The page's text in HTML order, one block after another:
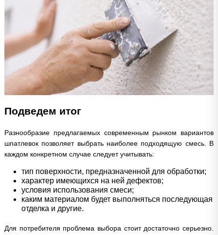
Подведем итог
Разнообразие предлагаемых современным рынком вариантов
шпатлевок позволяет выбрать наиболее подходящую смесь. В
каждом конкретном случае следует учитывать:
тип поверхности, предназначенной для обработки;
характер имеющихся на ней дефектов;
условия использования смеси;
каким материалом будет выполняться последующая
отделка и другие.
Для потребителя проблема выбора стоит достаточно серьезно.